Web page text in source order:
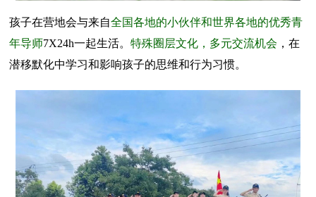
孩子在营地会与来自全国各地的小伙伴和世界各地的优秀青
年导师7X24h一起生活。特殊圈层文化，多元交流机会 ，在
潜移默化中学习和影响孩子的思维和行为习惯。